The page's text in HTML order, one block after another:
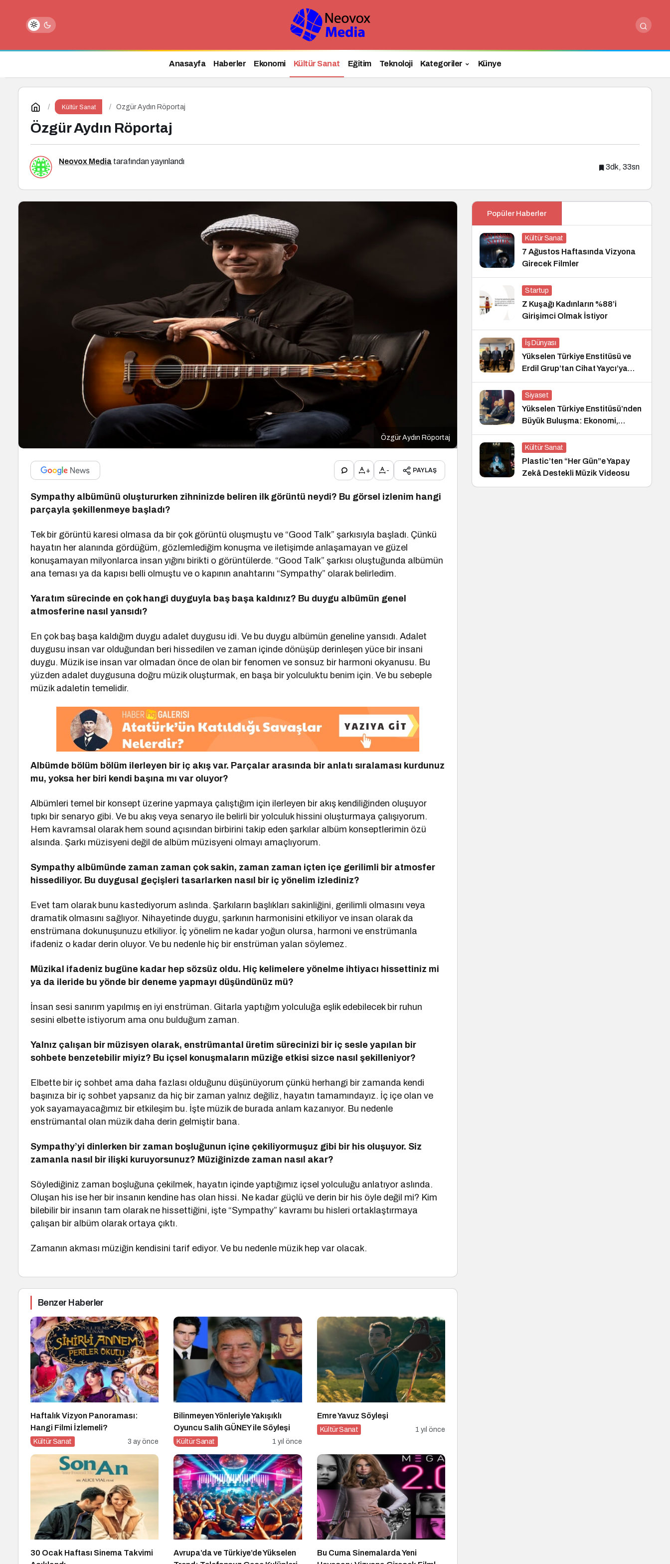
Anasayfa Haberler Ekonomi Kültür Sanat Eğitim Teknoloji Kategoriler Künye
Kültür Sanat Özgür Aydın Röportaj
Özgür Aydın Röportaj
Neovox Media tarafından yayınlandı
3dk, 33sn
Özgür Aydın Röportaj
+ - PAYLAŞ
Sympathy albümünü oluştururken zihninizde beliren ilk görüntü neydi? Bu görsel izlenim hangi
parçayla şekillenmeye başladı?
Tek bir görüntü karesi olmasa da bir çok görüntü oluşmuştu ve “Good Talk” şarkısıyla başladı. Çünkü
hayatın her alanında gördüğüm, gözlemlediğim konuşma ve iletişimde anlaşamayan ve güzel
konuşamayan milyonlarca insan yığını birikti o görüntülerde. “Good Talk” şarkısı oluştuğunda albümün
ana teması ya da kapısı belli olmuştu ve o kapının anahtarını “Sympathy” olarak belirledim.
Yaratım sürecinde en çok hangi duyguyla baş başa kaldınız? Bu duygu albümün genel
atmosferine nasıl yansıdı?
En çok baş başa kaldığım duygu adalet duygusu idi. Ve bu duygu albümün geneline yansıdı. Adalet
duygusu insan var olduğundan beri hissedilen ve zaman içinde dönüşüp derinleşen yüce bir insani
duygu. Müzik ise insan var olmadan önce de olan bir fenomen ve sonsuz bir harmoni okyanusu. Bu
yüzden adalet duygusuna doğru müzik oluşturmak, en başa bir yolculuktu benim için. Ve bu sebeple
müzik adaletin temelidir.
Albümde bö lüm bö lüm ilerleyen bir iç akış var. Parçalar arasında bir anlatı sıralaması kurdunuz
mu, yoksa her biri kendi başına mı var oluyor?
Albümleri temel bir konsept üzerine yapmaya çalıştığım için ilerleyen bir akış kendiliğinden oluşuyor
tıpkı bir senaryo gibi. Ve bu akış veya senaryo ile belirli bir yolculuk hissini oluşturmaya çalışıyorum.
Hem kavramsal olarak hem sound açısından birbirini takip eden şarkılar albüm konseptlerimin özü
alsında. Şarkı müzisyeni değil de albüm müzisyeni olmayı amaçlıyorum.
Sympathy albümünde zaman zaman çok sakin, zaman zaman içten içe gerilimli bir atmosfer
hissediliyor. Bu duygusal geçişleri tasarlarken nasıl bir iç yönelim izlediniz?
Evet tam olarak bunu kastediyorum aslında. Şarkıların başlıkları sakinliğini, gerilimli olmasını veya
dramatik olmasını sağlıyor. Nihayetinde duygu, şarkının harmonisini etkiliyor ve insan olarak da
enstrümana dokunuşunuzu etkiliyor. İç yönelim ne kadar yoğun olursa, harmoni ve enstrümanla
ifadeniz o kadar derin oluyor. Ve bu nedenle hiç bir enstrüman yalan söylemez.
Müzikal ifadeniz bugüne kadar hep sözsüz oldu. Hiç kelimelere yönelme ihtiyacı hissettiniz mi
ya da ileride bu yönde bir deneme yapmayı düşündünüz mü?
İnsan sesi sanırım yapılmış en iyi enstrüman. Gitarla yaptığım yolculuğa eşlik edebilecek bir ruhun
sesini elbette istiyorum ama onu bulduğum zaman.
Yalnız çalışan bir müzisyen olarak, enstrümantal üretim sürecinizi bir iç sesle yapılan bir
sohbete benzetebilir miyiz? Bu içsel konuşmaların müziğe etkisi sizce nasıl şekilleniyor?
Elbette bir iç sohbet ama daha fazlası olduğunu düşünüyorum çünkü herhangi bir zamanda kendi
başınıza bir iç sohbet yapsanız da hiç bir zaman yalnız değiliz, hayatın tamamındayız. İç içe olan ve
yok sayamayacağımız bir etkileşim bu. İşte müzik de burada anlam kazanıyor. Bu nedenle
enstrümantal olan müzik daha derin gelmiştir bana.
Sympathy’yi dinlerken bir zaman boşluğunun içine çekiliyormuşuz gibi bir his oluşuyor. Siz
zamanla nasıl bir ilişki kuruyorsunuz? Müziğinizde zaman nasıl akar?
Söylediğiniz zaman boşluğuna çekilmek, hayatın içinde yaptığımız içsel yolculuğu anlatıyor aslında.
Oluşan his ise her bir insanın kendine has olan hissi. Ne kadar güçlü ve derin bir his öyle değil mi? Kim
bilebilir bir insanın tam olarak ne hissettiğini, işte “Sympathy” kavramı bu hisleri ortaklaştırmaya
çalışan bir albüm olarak ortaya çıktı.
Zamanın akması müziğin kendisini tarif ediyor. Ve bu nedenle müzik hep var olacak.
Benzer Haberler
Haftalık Vizyon Panoraması:
Hangi Filmi İzlemeli?
Kültür Sanat 3 ay önce
Bilinmeyen Yönleriyle Yakışıklı
Oyuncu Salih GÜNEY ile Söyleşi
Kültür Sanat 1 yıl önce
Emre Yavuz Söyleşi
Kültür Sanat 1 yıl önce
30 Ocak Haftası Sinema Takvimi
Avrupa’da ve Türkiye’de Yükselen
Bu Cuma Sinemalarda Yeni
Popüler Haberler
Kültür Sanat
7 Ağustos Haftasında Vizyona
Girecek Filmler
Startup
Z Kuşağı Kadınların %88’i
Girişimci Olmak İstiyor
İş Dünyası
Yükselen Türkiye Enstitüsü ve
Erdil Grup’tan Cihat Yaycı’ya
Anlamlı Ziyaret
Siyaset
Yükselen Türkiye Enstitüsü’nden
Büyük Buluşma: Ekonomi,
Güvenlik Politikaları ve Hukuk
Konferansı
Kültür Sanat
Plastic’ten “Her Gün”e Yapay
Zekâ Destekli Müzik Videosu